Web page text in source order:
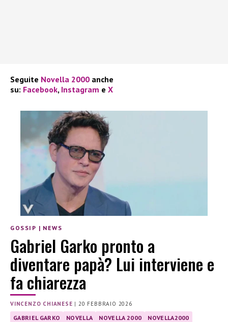
Seguite Novella 2000 anche
su: Facebook, Instagram e X
GOSSIP | NEWS
Gabriel Garko pronto a
diventare papà? Lui interviene e
fa chiarezza
VINCENZO CHIANESE | 20 FEBBRAIO 2026
GABRIEL GARKO NOVELLA NOVELLA 2000 NOVELLA2000